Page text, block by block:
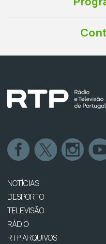
NOTÍCIAS
DESPORTO
TELEVISÃO
RÁDIO
RTP ARQUIVOS